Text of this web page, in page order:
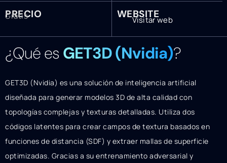
PRECIO
Gratis WEBSITE
Visitar web
¿Qué es GET3D (Nvidia)?
GET3D (Nvidia) es una solución de inteligencia artificial
diseñada para generar modelos 3D de alta calidad con
topologías complejas y texturas detalladas. Utiliza dos
códigos latentes para crear campos de textura basados en
funciones de distancia (SDF) y extraer mallas de superficie
optimizadas. Gracias a su entrenamiento adversarial y